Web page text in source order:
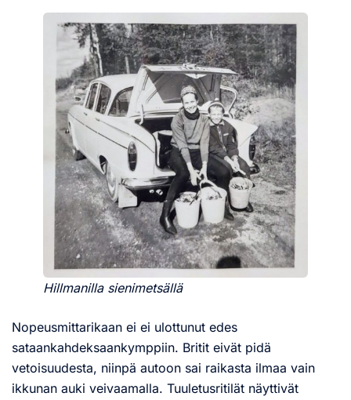
Hillmanilla sienimetsällä
Nopeusmittarikaan ei ei ulottunut edes
sataankahdeksaankymppiin. Britit eivät pidä
vetoisuudesta, niinpä autoon sai raikasta ilmaa vain
ikkunan auki veivaamalla. Tuuletusritilät näyttivät